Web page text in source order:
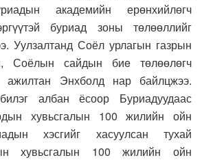
академийн ерөнхийлөгч
буриад зоны төлөөллийг
Уулзалтанд Соёл урлагын газрын
Соёлын сайдын биe төлөөлөгч
ажилтан Энхболд нар байлцжээ.
албан ёсоор Буриадуудаас
хувьсгалын 100 жилийн ойн
хэсгийг хасуулсан тухай
хувьсгалын 100 жилийн ойн